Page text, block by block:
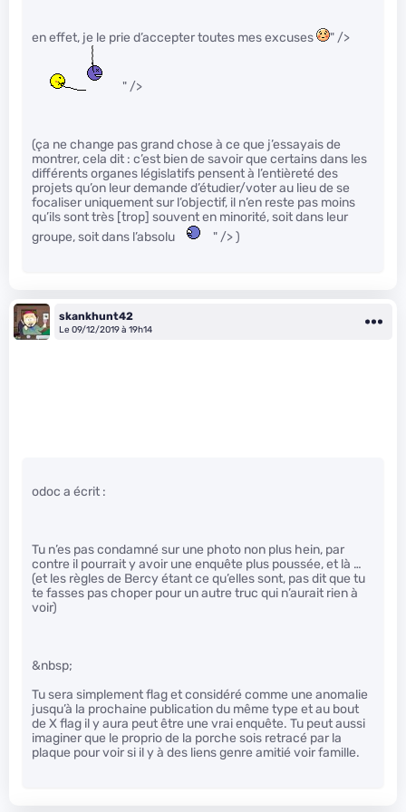
en effet, je le prie d’accepter toutes mes excuses " />
" />
(ça ne change pas grand chose à ce que j’essayais de
montrer, cela dit : c’est bien de savoir que certains dans les
différents organes législatifs pensent à l’entièreté des
projets qu’on leur demande d’étudier/voter au lieu de se
focaliser uniquement sur l’objectif, il n’en reste pas moins
qu’ils sont très [trop] souvent en minorité, soit dans leur
groupe, soit dans l’absolu
" /> )
skankhunt42
Le 09/12/2019 à 19h14
odoc a écrit :
Tu n’es pas condamné sur une photo non plus hein, par
contre il pourrait y avoir une enquête plus poussée, et là …
(et les règles de Bercy étant ce qu’elles sont, pas dit que tu
te fasses pas choper pour un autre truc qui n’aurait rien à
voir)
&nbsp;
Tu sera simplement flag et considéré comme une anomalie
jusqu’à la prochaine publication du même type et au bout
de X flag il y aura peut être une vrai enquête. Tu peut aussi
imaginer que le proprio de la porche sois retracé par la
plaque pour voir si il y à des liens genre amitié voir famille.